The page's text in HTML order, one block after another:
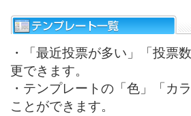
・「最近投票が多い」「投票
更できます。
・テンプレートの「色」「カ
ことができます。